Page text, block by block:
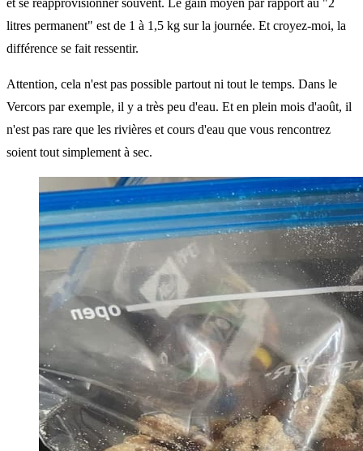
litres permanent" est de 1 à 1,5 kg sur la journée. Et croyez-moi, la
différence se fait ressentir.
Attention, cela n'est pas possible partout ni tout le temps. Dans le
Vercors par exemple, il y a très peu d'eau. Et en plein mois d'août, il
n'est pas rare que les rivières et cours d'eau que vous rencontrez
soient tout simplement à sec.